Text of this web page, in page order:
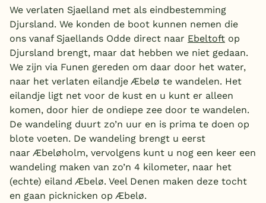
We verlaten Sjaelland met als eindbestemming
Djursland. We konden de boot kunnen nemen die
ons vanaf Sjaellands Odde direct naar Ebeltoft op
Djursland brengt, maar dat hebben we niet gedaan.
We zijn via Funen gereden om daar door het water,
naar het verlaten eilandje Æbelø te wandelen. Het
eilandje ligt net voor de kust en u kunt er alleen
komen, door hier de ondiepe zee door te wandelen.
De wandeling duurt zo’n uur en is prima te doen op
blote voeten. De wandeling brengt u eerst
naar Æbeløholm, vervolgens kunt u nog een keer een
wandeling maken van zo’n 4 kilometer, naar het
(echte) eiland Æbelø. Veel Denen maken deze tocht
en gaan picknicken op Æbelø.